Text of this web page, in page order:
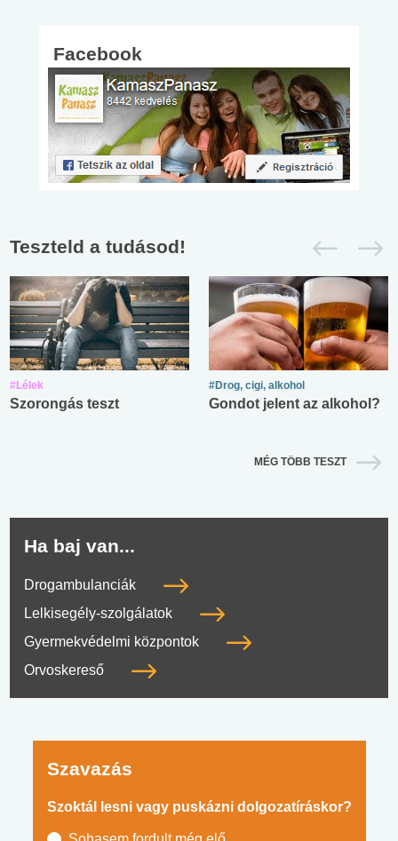
Facebook
Teszteld a tudásod!
#Lélek
Szorongás teszt
#Drog, cigi, alkohol
Gondot jelent az alkohol?
MÉG TÖBB TESZT
Ha baj van...
Drogambulanciák
Lelkisegély-szolgálatok
Gyermekvédelmi központok
Orvoskereső
Szavazás
Szoktál lesni vagy puskázni dolgozatíráskor?